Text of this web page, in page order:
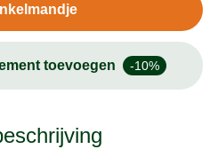
toevoegen -10%